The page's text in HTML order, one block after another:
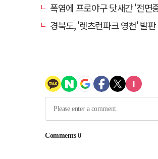
폭염에 프로야구 닷새간 '전면중
경북도, '렛츠런파크 영천' 발판 말산